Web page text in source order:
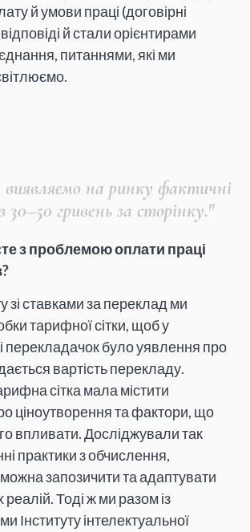
й умови праці (договірні
й стали орієнтирами
питаннями, які ми
виявляємо на ринку фактичні
30–50 гривень за сторінку."
з проблемою оплати праці
зі ставками за переклад ми
тарифної сітки, щоб у
перекладачок було уявлення про
вартість перекладу.
сітка мала містити
ціноутворення та фактори, що
впливати. Досліджували так
практики з обчислення,
запозичити та адаптувати
реалій. Тоді ж ми разом із
Інституту інтелектуальної